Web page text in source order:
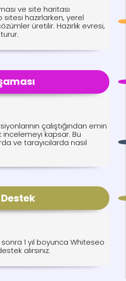
ve site haritası
hazırlarken, yerel
üretilir. Hazırlık evresi,
çalıştığından emin
incelemeyi kapsar. Bu
ve tarayıcılarda nasıl
1 yıl boyunca Whiteseo
alırsınız.